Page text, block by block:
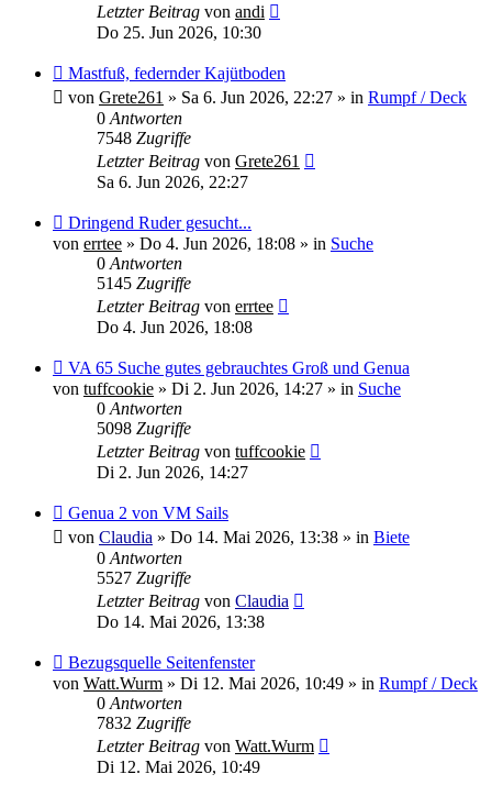
Letzter Beitrag von andi
Do 25. Jun 2026, 10:30
Neuer
Beitrag
Mastfuß, federnder Kajütboden
von Grete261 » Sa 6. Jun 2026, 22:27 » in Rumpf / Deck
0 Antworten
7548 Zugriffe
Letzter Beitrag von Grete261
Sa 6. Jun 2026, 22:27
Neuer
Beitrag
Dringend Ruder gesucht...
von errtee » Do 4. Jun 2026, 18:08 » in Suche
0 Antworten
5145 Zugriffe
Letzter Beitrag von errtee
Do 4. Jun 2026, 18:08
Neuer
Beitrag
VA 65 Suche gutes gebrauchtes Groß und Genua
von tuffcookie » Di 2. Jun 2026, 14:27 » in Suche
0 Antworten
5098 Zugriffe
Letzter Beitrag von tuffcookie
Di 2. Jun 2026, 14:27
Neuer
Beitrag
Genua 2 von VM Sails
von Claudia » Do 14. Mai 2026, 13:38 » in Biete
0 Antworten
5527 Zugriffe
Letzter Beitrag von Claudia
Do 14. Mai 2026, 13:38
Neuer
Beitrag
Bezugsquelle Seitenfenster
von Watt.Wurm » Di 12. Mai 2026, 10:49 » in Rumpf / Deck
0 Antworten
7832 Zugriffe
Letzter Beitrag von Watt.Wurm
Di 12. Mai 2026, 10:49